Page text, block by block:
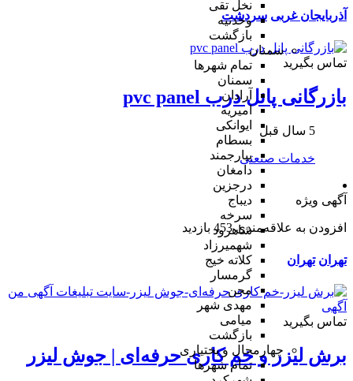
نخل تقی
وحدتیه
بازگشت
سمنان
تمام شهر‌ها
سمنان
آرادان
امیریه
ایوانکی
بسطام
بیارجمند
دامغان
درجزین
دیباج
سرخه
شاهرود
شهمیرزاد
کلاته خیج
گرمسار
مجن
مهدی شهر
میامی
بازگشت
چهارمحال و بختیاری
تمام شهر‌ها
آذربایجان غربی سردشت
تماس بگیرید
بازرگانی پانل درب pvc panel
5 سال قبل
خدمات صنعتی
آگهی ویژه
افزودن به علاقه‌مندی 453 بازدید
تهران تهران
تماس بگیرید
برش لیزر و خم کاری حرفه‌ای | جوش لیزر